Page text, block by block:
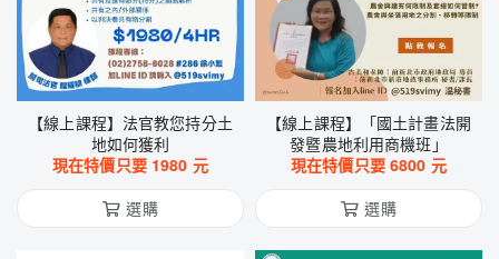
【線上課程】法官教您持分土
地如何獲利
現在特價只要 1980 元
選購
【線上課程】「國土計畫法開
發暨農地利用商機班」
現在特價只要6800 元
選購